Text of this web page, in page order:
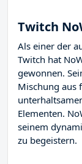
Twitch
Als einer der
Twitch hat
gewonnen.
Mischung aus
Elementen.
seinem
zu begeistern.